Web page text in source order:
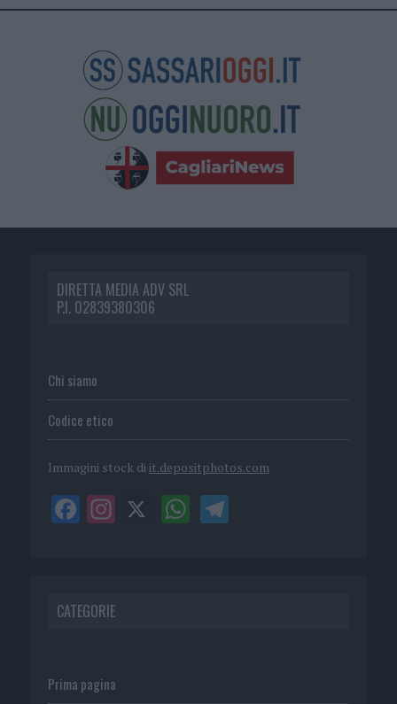
DIRETTA MEDIA ADV SRL
P.I. 02839380306
Chi siamo
Codice etico
Immagini stock di it.depositphotos.com
CATEGORIE
Prima pagina